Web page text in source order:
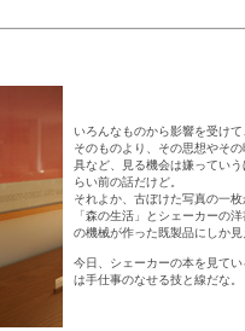
いろんなものから影響を受け
そのものより、その思想やそ
具など、見る機会は嫌ってい
らい前の話だけど。
それよか、古ぼけた写真の一
「森の生活」とシェーカーの
の機械が作った既製品にしか見
今日、シェーカーの本を見て
は手仕事のなせる技と線だな。